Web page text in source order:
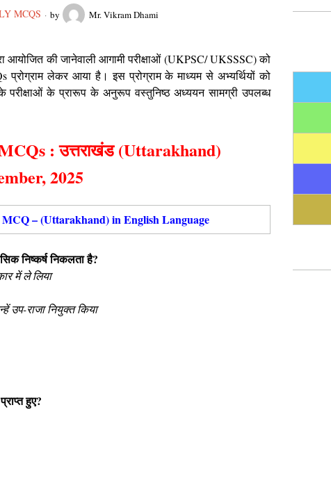
MCQS by Mr. Vikram Dhami
आयोजित की जानेवाली आगामी परीक्षाओं (UKPSC/ UKSSSC) को
प्रोग्राम लेकर आया है।इस प्रोग्राम के माध्यम से अभ्यर्थियों को
के प्रारूप के अनुरूप वस्तुनिष्ठ अध्ययन सामग्री उपलब्ध
: उत्तराखंड (Uttarakhand)
2025
– (Uttarakhand) in English Language
निष्कर्ष निकलता है?
में ले लिया
उप-राजा नियुक्त किया
हुए?